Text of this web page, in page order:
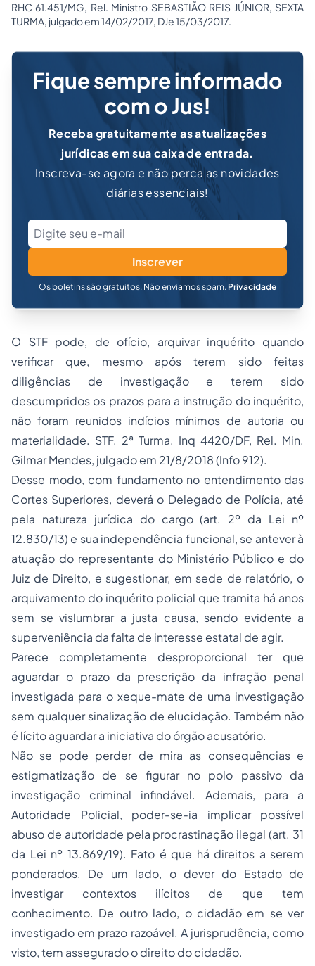
RHC 61.451/MG, Rel. Ministro SEBASTIÃO REIS JÚNIOR, SEXTA
TURMA, julgado em 14/02/2017, DJe 15/03/2017.
Fique sempre informado
com o Jus!
Receba gratuitamente as atualizações
jurídicas em sua caixa de entrada.
Inscreva-se agora e não perca as novidades
diárias essenciais!
Inscrever
Os boletins são gratuitos. Não enviamos spam. Privacidade
O STF pode, de ofício, arquivar inquérito quando
verificar que, mesmo após terem sido feitas
diligências de investigação e terem sido
descumpridos os prazos para a instrução do inquérito,
não foram reunidos indícios mínimos de autoria ou
materialidade. STF. 2ª Turma. Inq 4420/DF, Rel. Min.
Gilmar Mendes, julgado em 21/8/2018 (Info 912).
Desse modo, com fundamento no entendimento das
Cortes Superiores, deverá o Delegado de Polícia, até
pela natureza jurídica do cargo (art. 2º da Lei nº
12.830/13) e sua independência funcional, se antever à
atuação do representante do Ministério Público e do
Juiz de Direito, e sugestionar, em sede de relatório, o
arquivamento do inquérito policial que tramita há anos
sem se vislumbrar a justa causa, sendo evidente a
superveniência da falta de interesse estatal de agir.
Parece completamente desproporcional ter que
aguardar o prazo da prescrição da infração penal
investigada para o xeque-mate de uma investigação
sem qualquer sinalização de elucidação. Também não
é lícito aguardar a iniciativa do órgão acusatório.
Não se pode perder de mira as consequências e
estigmatização de se figurar no polo passivo da
investigação criminal infindável. Ademais, para a
Autoridade Policial, poder-se-ia implicar possível
abuso de autoridade pela procrastinação ilegal (art. 31
da Lei nº 13.869/19). Fato é que há direitos a serem
ponderados. De um lado, o dever do Estado de
investigar contextos ilícitos de que tem
conhecimento. De outro lado, o cidadão em se ver
investigado em prazo razoável. A jurisprudência, como
visto, tem assegurado o direito do cidadão.